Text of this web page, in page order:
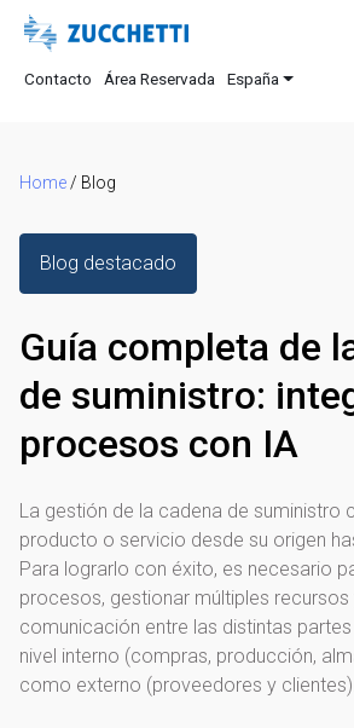
Contacto Área Reservada España
Home / Blog
Blog destacado
Guía completa de
de suministro:
procesos con IA
La gestión de la cadena de suministro
producto o servicio desde su origen
Para lograrlo con éxito, es necesario
procesos, gestionar múltiples recursos
comunicación entre las distintas
nivel interno (compras, producción,
como externo (proveedores y